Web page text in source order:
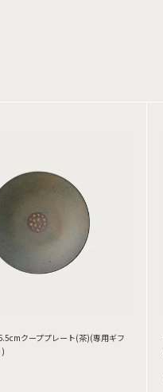
クーププレート(茶)(専用ギフ